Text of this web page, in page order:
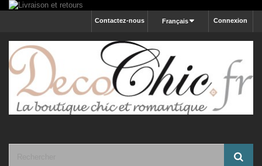
Connexion
Français
Contactez-nous